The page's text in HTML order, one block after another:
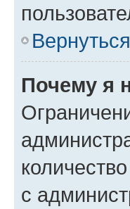
Почему я
с